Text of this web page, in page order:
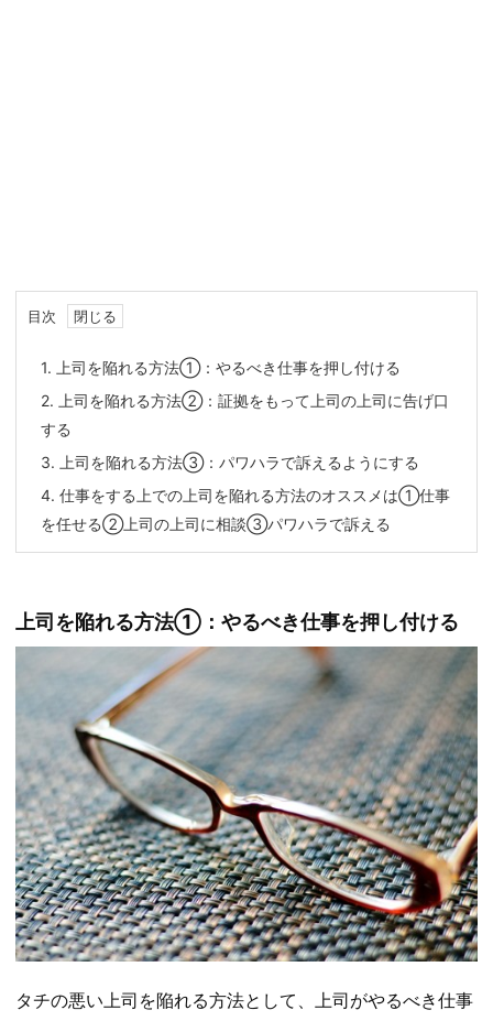
目次
1. 上司を陥れる方法①：やるべき仕事を押し付ける
2. 上司を陥れる方法②：証拠をもって上司の上司に告げ口
する
3. 上司を陥れる方法③：パワハラで訴えるようにする
4. 仕事をする上での上司を陥れる方法のオススメは①仕事
を任せる②上司の上司に相談③パワハラで訴える
上司を陥れる方法①：やるべき仕事を押し付ける
タチの悪い上司を陥れる方法として、上司がやるべき仕事